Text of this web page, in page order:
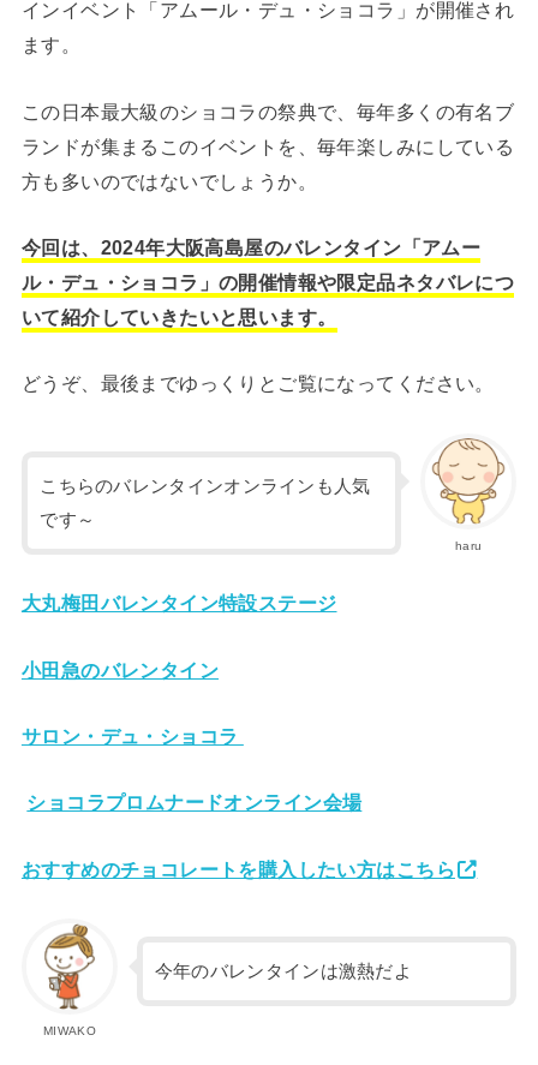
インイベント「アムール・デュ・ショコラ」が開催され
ます。
この日本最大級のショコラの祭典で、毎年多くの有名ブ
ランドが集まるこのイベントを、毎年楽しみにしている
方も多いのではないでしょうか。
今回は、2024年大阪高島屋のバレンタイン「アムー
ル・デュ・ショコラ」の開催情報や限定品ネタバレにつ
いて紹介していきたいと思います。
どうぞ、最後までゆっくりとご覧になってください。
haru
こちらのバレンタインオンラインも人気
です～
大丸梅田バレンタイン特設ステージ
小田急のバレンタイン
サロン・デュ・ショコラ
ショコラプロムナードオンライン会場
おすすめのチョコレートを購入したい方はこちら
MIWAKO
今年のバレンタインは激熱だよ